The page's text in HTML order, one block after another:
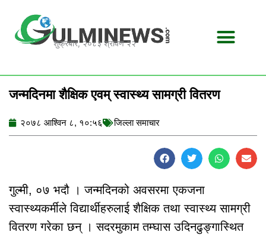
content
शुक्रबार, २०८३ श्रावण २२
जन्मदिनमा शैक्षिक एवम् स्वास्थ्य सामग्री वितरण
२०७८ आश्विन ८, १०:५६ जिल्ला समाचार
गुल्मी, ०७ भदौ । जन्मदिनको अवसरमा एकजना
स्वास्थ्यकर्मीले विद्यार्थीहरुलाई शैक्षिक तथा स्वास्थ्य सामग्री
वितरण गरेका छन् । सदरमुकाम तम्घास उदिनढुङ्गास्थित